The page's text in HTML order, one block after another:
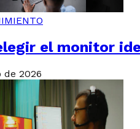
el monitor
de 2026